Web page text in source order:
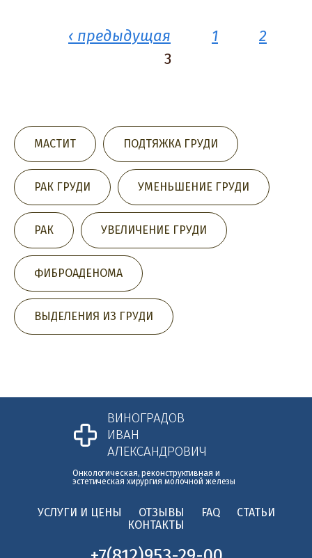
Страницы
‹ предыдущая 1
2
3
МАСТИТ ПОДТЯЖКА ГРУДИ
РАК ГРУДИ УМЕНЬШЕНИЕ ГРУДИ
РАК УВЕЛИЧЕНИЕ ГРУДИ
ФИБРОАДЕНОМА
ВЫДЕЛЕНИЯ ИЗ ГРУДИ
ВИНОГРАДОВ
ИВАН
АЛЕКСАНДРОВИЧ
Онкологическая, реконструктивная и
эстетическая хирургия молочной железы
УСЛУГИ И ЦЕНЫ ОТЗЫВЫ FAQ
СТАТЬИ
КОНТАКТЫ